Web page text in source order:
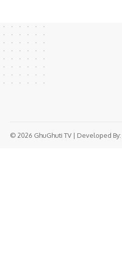
© 2026 GhuGhuti TV | Developed By: